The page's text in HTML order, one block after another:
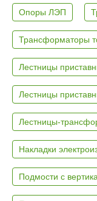
Опоры ЛЭП
Трансформаторы
Лестницы
Лестницы
Лестницы-
Накладки
Подмости с